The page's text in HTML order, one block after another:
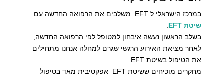
במרכז הישראלי ל EFT משלבים את הרפואה החדשה עם
שיטת EFT
בשלב הראשון נעשה איבחון למטופל לפי הרפואה החדשה,
לאחר מציאת האירוע הרגשי שגרם למחלה אנחנו מתחילים
את הטיפול בשיטת EFT .
מחקרים מוכיחים ששיטת EFT אפקטיבית מאד בטיפול